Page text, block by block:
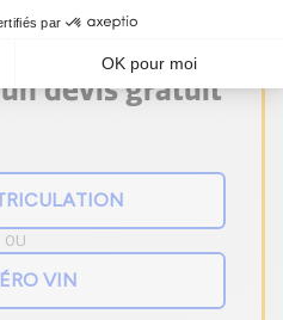
pas votre
devis gratuit
OU